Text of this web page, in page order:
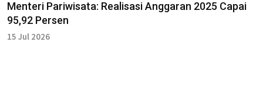
Menteri Pariwisata: Realisasi Anggaran 2025 Capai
95,92 Persen
15 Jul 2026